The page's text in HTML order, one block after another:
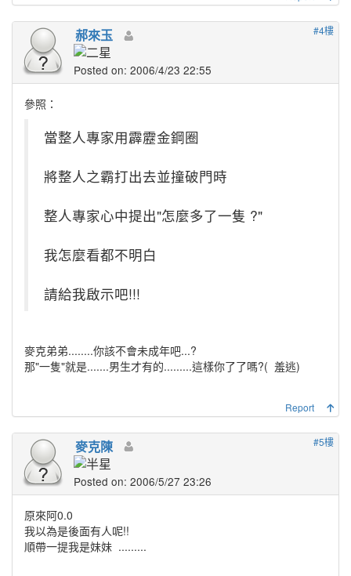
#4樓
郝來玉
Posted on: 2006/4/23 22:55
參照：
當整人專家用霹靂金鋼圈
將整人之霸打出去並撞破門時
整人專家心中提出"怎麼多了一隻 ?"
我怎麼看都不明白
請給我啟示吧!!!
麥克弟弟........你該不會未成年吧...?
那"一隻"就是.......男生才有的.........這樣你了了嗎?( 羞逃)
Report
#5樓
麥克陳
Posted on: 2006/5/27 23:26
原來阿0.0
我以為是後面有人呢!!
順帶一提我是妹妹 .........